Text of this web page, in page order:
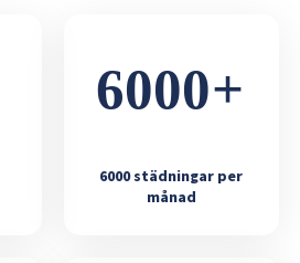
6000 städningar per
månad